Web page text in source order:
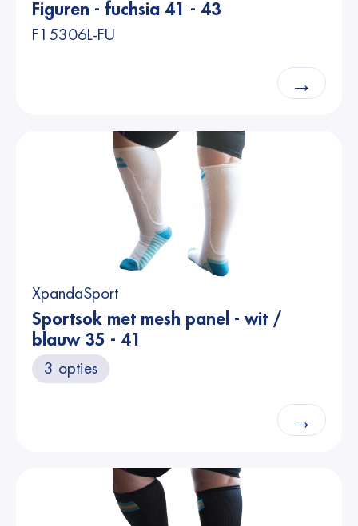
Figuren - fuchsia 41 - 43
F15306L-FU
→
XpandaSport
Sportsok met mesh panel - wit /
blauw 35 - 41
3 opties
→